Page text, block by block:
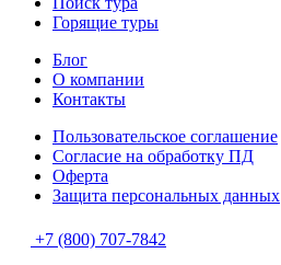
Горящие туры
Блог
О компании
Контакты
Пользовательское соглашение
Согласие на обработку ПД
Оферта
Защитa персональных данных
+7 (800) 707-7842